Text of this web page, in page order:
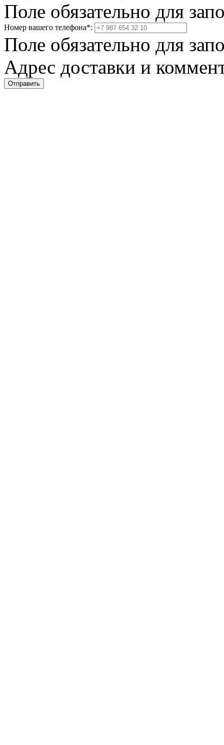
Поле обязательно для
Номер вашего телефона*:
Поле обязательно для
Адрес доставки и